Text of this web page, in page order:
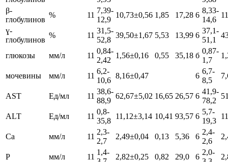
β-
глобулинов
% 11
7,39-
12,9
10,73±0,56 1,85 17,28 6
8,33-
14,6
ɣ-
глобулинов
% 11
31,5-
52,8
39,50±1,67 5,53 13,99 6
37,1-
51,1
глюкозы мм/л 11
0,84-
2,42
1,56±0,16 0,55 35,18 б
0,87-
1,7
мочевины мм/л 11
6,2-
10,6
8,16±0,47 6
6,7-
8,5
AST Ед/мл 11
38,6-
88,9
62,67±5,02 16,65 26,57 6
41,9-
78,2
ALT Ед/мл 11
0,8-
35,8
11,12±3,14 10,41 93,57 6
5,7-
19,3
Са мм/л 11
2,3-
2,7
2,49±0,04 0,13 5,36 6
2,4-
2,6
Р мм/л 11
1,4-
2,82±0,25 0,82 29,0 6
2,0-